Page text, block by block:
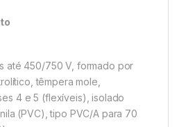
até 450/750 V, formado por
têmpera mole,
4 e 5 (flexíveis), isolado
(PVC), tipo PVC/A para 70